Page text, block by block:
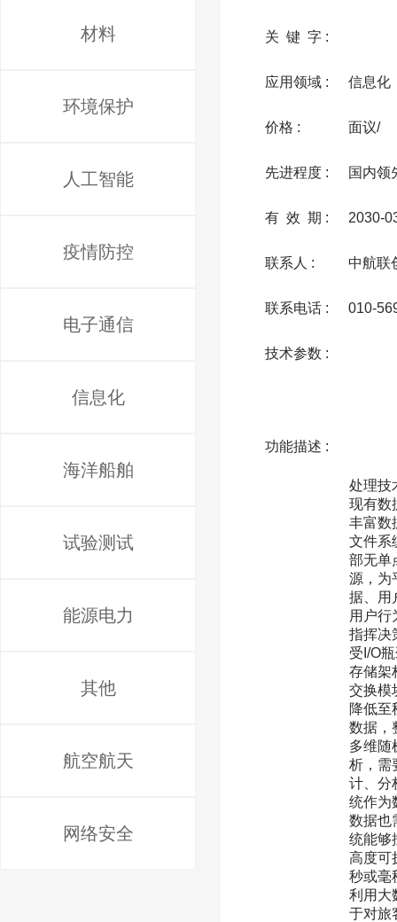
材料
环境保护
人工智能
疫情防控
电子通信
信息化
海洋船舶
试验测试
能源电力
其他
航空航天
网络安全
关 键 字 :
应用领域 : 信息化
价格 : 面议/
先进程度 : 国内领
有 效 期 : 2030-
联系人 : 中航联
联系电话 : 010-
技术参数 :
功能描述 :
处理技
现有数
丰富数
文件系
部无单
源，为
据、用
用户行
指挥决
受I/O
存储架
交换模
降低至
数据，
多维随
析，需
计、分
统作为
数据也
统能够
高度可
秒或毫
利用大
于对旅